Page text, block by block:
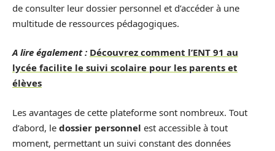
de consulter leur dossier personnel et d’accéder à une
multitude de ressources pédagogiques.
A lire également : Découvrez comment l’ENT 91 au
lycée facilite le suivi scolaire pour les parents et
élèves
Les avantages de cette plateforme sont nombreux. Tout
d’abord, le dossier personnel est accessible à tout
moment, permettant un suivi constant des données